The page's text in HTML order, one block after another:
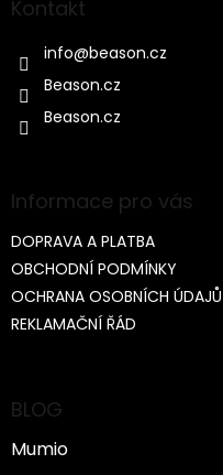
Kontakt
info@beason.cz
Beason.cz
Beason.cz
Informace pro vás
DOPRAVA A PLATBA
OBCHODNÍ PODMÍNKY
OCHRANA OSOBNÍCH ÚDAJŮ
REKLAMAČNÍ ŘÁD
BLOG
Mumio